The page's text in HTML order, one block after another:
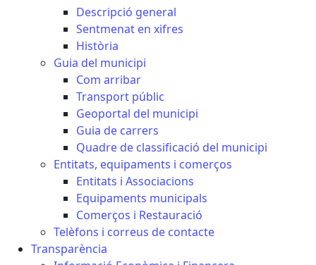
Descripció general
Sentmenat en xifres
Història
Guia del municipi
Com arribar
Transport públic
Geoportal del municipi
Guia de carrers
Quadre de classificació del municipi
Entitats, equipaments i comerços
Entitats i Associacions
Equipaments municipals
Comerços i Restauració
Telèfons i correus de contacte
Transparència